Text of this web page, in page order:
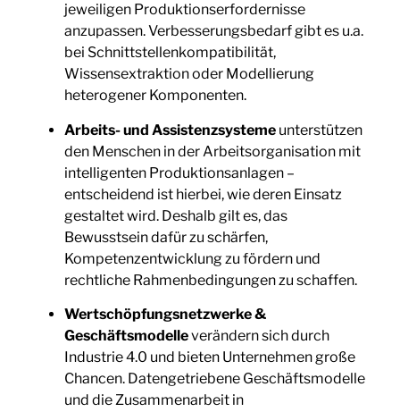
jeweiligen Produktionserfordernisse
anzupassen. Verbesserungsbedarf gibt es u.a.
bei Schnittstellenkompatibilität,
Wissensextraktion oder Modellierung
heterogener Komponenten.
Arbeits- und Assistenzsysteme unterstützen
den Menschen in der Arbeitsorganisation mit
intelligenten Produktionsanlagen –
entscheidend ist hierbei, wie deren Einsatz
gestaltet wird. Deshalb gilt es, das
Bewusstsein dafür zu schärfen,
Kompetenzentwicklung zu fördern und
rechtliche Rahmenbedingungen zu schaffen.
Wertschöpfungsnetzwerke &
Geschäftsmodelleverändern sich durch
Industrie 4.0 und bieten Unternehmen große
Chancen. Datengetriebene Geschäftsmodelle
und die Zusammenarbeit in